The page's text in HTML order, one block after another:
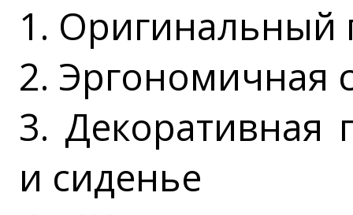
1. Оригинальный
2. Эргономичная
3. Декоративная
и сиденье